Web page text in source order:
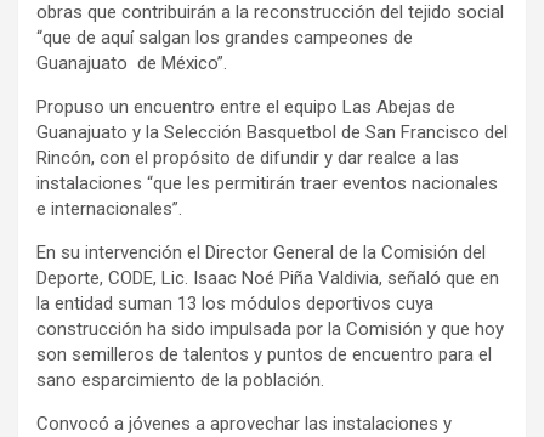
obras que contribuirán a la reconstrucción del tejido social
“que de aquí salgan los grandes campeones de
Guanajuato de México”.
Propuso un encuentro entre el equipo Las Abejas de
Guanajuato y la Selección Basquetbol de San Francisco del
Rincón, con el propósito de difundir y dar realce a las
instalaciones “que les permitirán traer eventos nacionales
e internacionales”.
En su intervención el Director General de la Comisión del
Deporte, CODE, Lic. Isaac Noé Piña Valdivia, señaló que en
la entidad suman 13 los módulos deportivos cuya
construcción ha sido impulsada por la Comisión y que hoy
son semilleros de talentos y puntos de encuentro para el
sano esparcimiento de la población.
Convocó a jóvenes a aprovechar las instalaciones y